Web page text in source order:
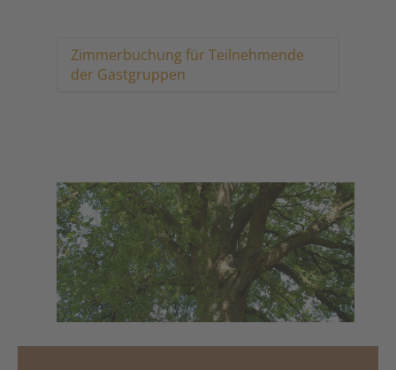
Zimmerbuchung für Teilnehmende
der Gastgruppen
Gastgruppen
Die mit*markierten Felder sind
Pflichtfelder
Anrede*